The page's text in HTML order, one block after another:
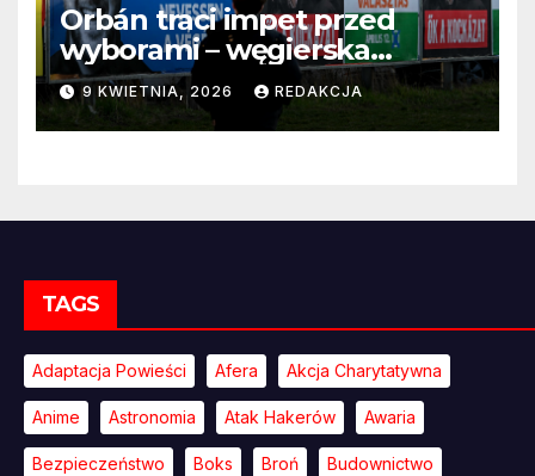
Orbán traci impet przed
wyborami – węgierska
propaganda przestaje
przekonywać
9 KWIETNIA, 2026 REDAKCJA
TAGS
Adaptacja Powieści Afera Akcja Charytatywna
Anime Astronomia Atak Hakerów Awaria
Bezpieczeństwo Boks Broń Budownictwo